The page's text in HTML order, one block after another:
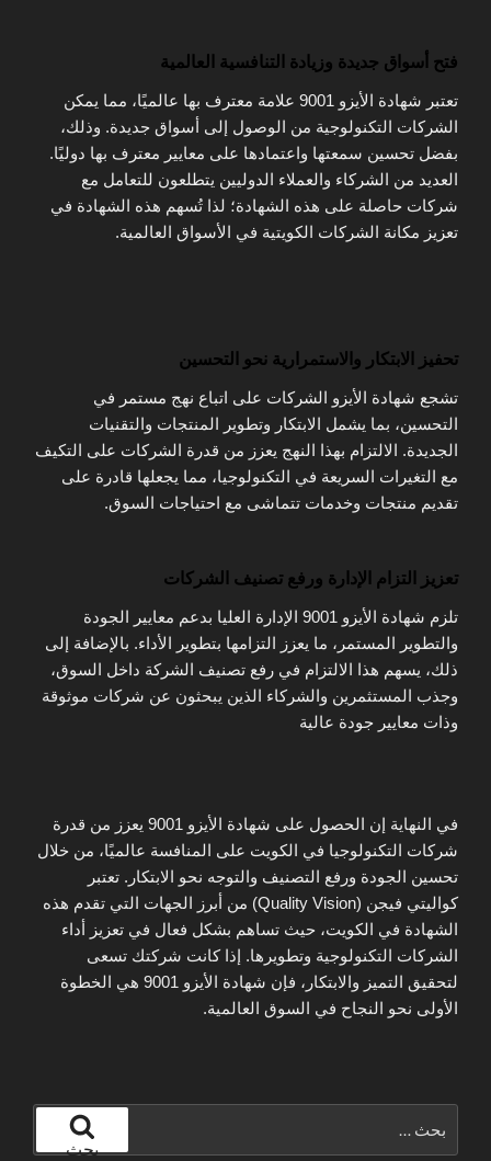
فتح أسواق جديدة وزيادة التنافسية العالمية
تعتبر شهادة الأيزو 9001 علامة معترف بها عالميًا، مما يمكن
الشركات التكنولوجية من الوصول إلى أسواق جديدة. وذلك،
بفضل تحسين سمعتها واعتمادها على معايير معترف بها دوليًا.
العديد من الشركاء والعملاء الدوليين يتطلعون للتعامل مع
شركات حاصلة على هذه الشهادة؛ لذا تُسهم هذه الشهادة في
تعزيز مكانة الشركات الكويتية في الأسواق العالمية​.
تحفيز الابتكار والاستمرارية نحو التحسين
تشجع شهادة الأيزو الشركات على اتباع نهج مستمر في
التحسين، بما يشمل الابتكار وتطوير المنتجات والتقنيات
الجديدة. الالتزام بهذا النهج يعزز من قدرة الشركات على التكيف
مع التغيرات السريعة في التكنولوجيا، مما يجعلها قادرة على
تقديم منتجات وخدمات تتماشى مع احتياجات السوق.
تعزيز التزام الإدارة ورفع تصنيف الشركات
تلزم شهادة الأيزو 9001 الإدارة العليا بدعم معايير الجودة
والتطوير المستمر، ما يعزز التزامها بتطوير الأداء. بالإضافة إلى
ذلك، يسهم هذا الالتزام في رفع تصنيف الشركة داخل السوق،
وجذب المستثمرين والشركاء الذين يبحثون عن شركات موثوقة
وذات معايير جودة عالية​
في النهاية إن الحصول على شهادة الأيزو 9001 يعزز من قدرة
شركات التكنولوجيا في الكويت على المنافسة عالميًا، من خلال
تحسين الجودة ورفع التصنيف والتوجه نحو الابتكار. تعتبر
كواليتي فيجن (Quality Vision) من أبرز الجهات التي تقدم هذه
الشهادة في الكويت، حيث تساهم بشكل فعال في تعزيز أداء
الشركات التكنولوجية وتطويرها. إذا كانت شركتك تسعى
لتحقيق التميز والابتكار، فإن شهادة الأيزو 9001 هي الخطوة
الأولى نحو النجاح في السوق العالمية.
عن:
بحث